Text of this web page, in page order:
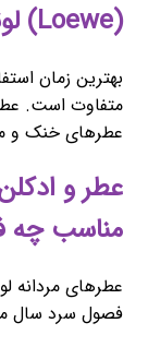
(Loewe) لوئو لوئوه چه وقت است؟
بهترین زمان
متفاوت است.
عطرهای خنک و
مناسب چه
عطرهای مردانه
فصول سرد سال